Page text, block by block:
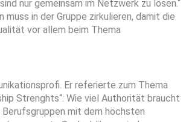
nur gemeinsam im Netzwerk zu lösen.“
muss in der Gruppe zirkulieren, damit die
vor allem beim Thema
Er referierte zum Thema
Strenghts“: Wie viel Authorität braucht
Berufsgruppen mit dem höchsten